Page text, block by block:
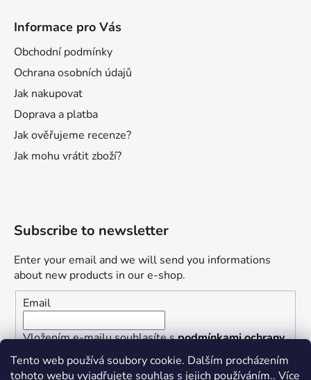
Tento web používá soubory cookie. Dalším procházením
tohoto webu vyjadřujete souhlas s jejich používáním.. Více
Informace pro Vás
Obchodní podmínky
Ochrana osobních údajů
Jak nakupovat
Doprava a platba
Jak ověřujeme recenze?
Jak mohu vrátit zboží?
Subscribe to newsletter
Enter your email and we will send you informations
about new products in our e-shop.
Email
Vložením e-mailu souhlasíte spodmínkami ochrany
osobních údajů